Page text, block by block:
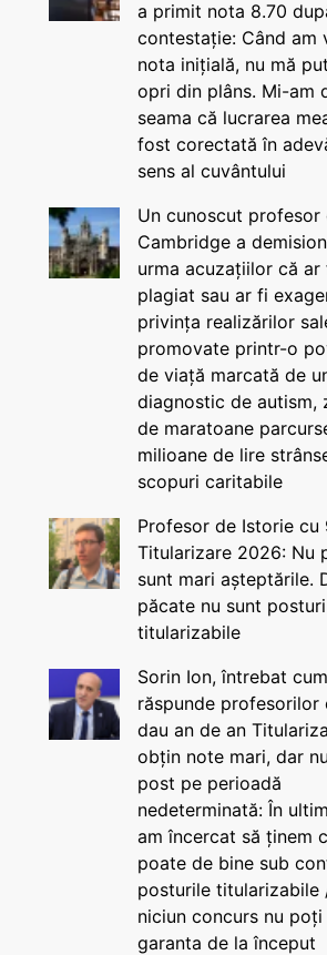
a primit nota 8.70
contestație: Când am
nota inițială, nu mă
opri din plâns. Mi-am
seama că lucrarea
fost corectată în
sens al cuvântului
Un cunoscut profesor
Cambridge a
urma acuzațiilor că ar
plagiat sau ar fi
privința realizărilor
promovate printr-o
de viață marcată de
diagnostic de autism,
de maratoane
milioane de lire
scopuri caritabile
Profesor de Istorie cu
Titularizare 2026: Nu
sunt mari așteptările.
păcate nu sunt posturi
titularizabile
Sorin Ion, întrebat
răspunde profesorilor
dau an de an
obțin note mari, dar
post pe perioadă
nedeterminată: În
am încercat să ținem
poate de bine sub
posturile titularizabile
niciun concurs nu poți
garanta de la început